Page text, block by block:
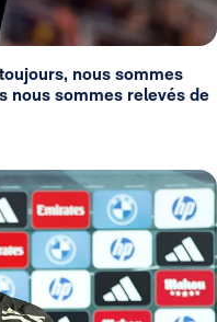
nous sommes
nous sommes relevés de